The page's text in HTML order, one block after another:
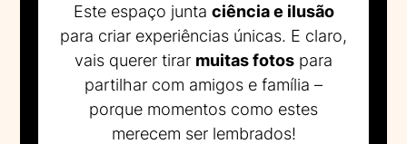
Este espaço junta ciência e ilusão
para criar experiências únicas. E claro,
vais querer tirar muitas fotos para
partilhar com amigos e família –
porque momentos como estes
merecem ser lembrados!